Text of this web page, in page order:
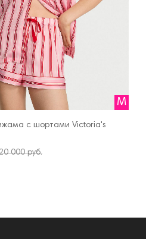
M
с шортами Victoria's
000 руб.